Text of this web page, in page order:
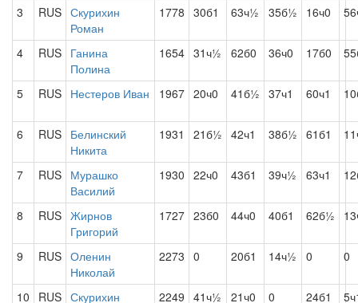
3 RUS Скурихин
Роман
1778 30б1 63ч½ 35б½ 16ч0
4 RUS Ганина
Полина
1654 31ч½ 62б0 36ч0 17б0
5 RUS Нестеров Иван 1967 20ч0 41б½ 37ч1 60ч1
6 RUS Белинский
Никита
1931 21б½ 42ч1 38б½ 61б1
7 RUS Мурашко
Василий
1930 22ч0 43б1 39ч½ 63ч1
8 RUS Жирнов
Григорий
1727 23б0 44ч0 40б1 62б½
9 RUS Оленин
Николай
2273 0 20б1 14ч½ 0 0
10 RUS Скурихин
2249 41ч½ 21ч0 0 24б1